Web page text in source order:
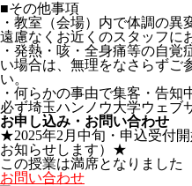
■その他事項
・教室（会場）内で体調の
遠慮なくお近くのスタッフに
・発熱・咳・全身痛等の自
い場合は、無理をなさらずご
い。
・何らかの事由で集客・告知
必ず埼玉ハンノウ大学ウェブ
お申し込み・お問い合わせ
★2025年2月中旬・申込受付
お知らせします）★
この授業は満席となりました
お問い合わせ